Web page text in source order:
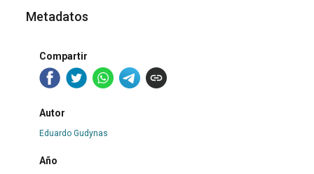
Metadatos
Compartir
Autor
Eduardo Gudynas
Año